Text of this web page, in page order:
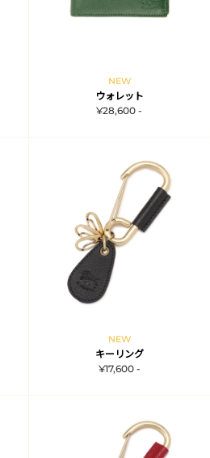
NEW
ウォレット
¥28,600 -
NEW
キーリング
¥17,600 -